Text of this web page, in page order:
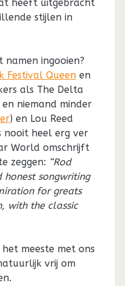
heeft uitgebracht
stijlen in
ingooien?
Festival Queenen
als The Delta
en niemand minder
) en Lou Reed
nooit heel erg ver
World omschrijft
zeggen: “Rod
honest songwriting
for greats
with the classic
meeste met ons
vrij om